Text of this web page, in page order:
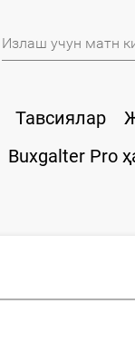
Тавсиялар
Buxgalter Pro